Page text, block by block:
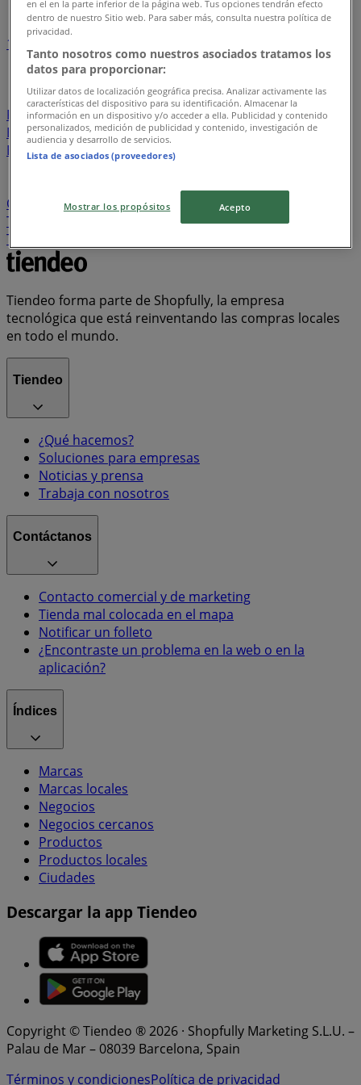
1
26
Davivienda
Tiendas D1 Ara Metro Olímpica
Rebaja
Banco AV Villas Alkosto Éxito
Jumbo
Banco Itaú
Protección Homecenter
Makro
Bancolombia
Ésika Cruz verde
Calzado Romulo
Banco de
Occidente
Ktronix Panamericana
Banco de Bogotá
Tigo
ELA
Droguería la Economía
Totto
Tiendeo forma parte de Shopfully, la empresa
tecnológica que está reinventando las compras locales
en todo el mundo.
Tiendeo
¿Qué hacemos?
Soluciones para empresas
Noticias y prensa
Trabaja con nosotros
Contáctanos
Contacto comercial y de marketing
Tienda mal colocada en el mapa
Notificar un folleto
¿Encontraste un problema en la web o en la
aplicación?
Índices
Marcas
Marcas locales
Negocios
Negocios cercanos
Productos
Productos locales
Ciudades
Descargar la app Tiendeo
Copyright © Tiendeo ® 2026 · Shopfully Marketing S.L.U. –
Palau de Mar – 08039 Barcelona, Spain
Términos y condicionesPolítica de privacidad
en el en la parte inferior de la página web. Tus opciones tendrán efecto
dentro de nuestro Sitio web. Para saber más, consulta nuestra política de
privacidad.
Tanto nosotros como nuestros asociados tratamos los
datos para proporcionar:
Utilizar datos de localización geográfica precisa. Analizar activamente las
características del dispositivo para su identificación. Almacenar la
información en un dispositivo y/o acceder a ella. Publicidad y contenido
personalizados, medición de publicidad y contenido, investigación de
audiencia y desarrollo de servicios.
Lista de asociados (proveedores)
Mostrar los propósitos Acepto